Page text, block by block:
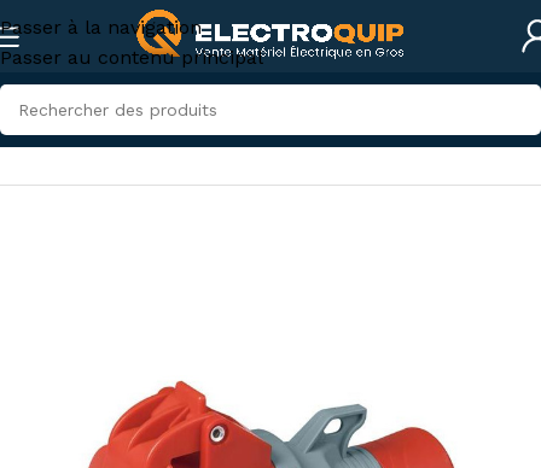
Passer à la navigation
Passer au contenu principal
Accueil/Électricité industrielle/Connexions industrielles